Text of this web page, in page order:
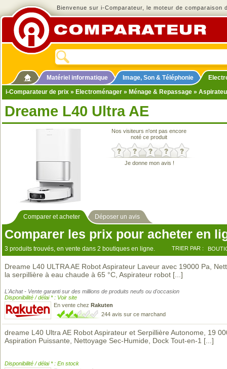
Bienvenue sur i-Comparateur, le moteur de comparaison
Matériel informatique Image, Son & Téléphonie
i-Comparateur de prix » Electroménager » Ménage & Repassage »
Dreame L40 Ultra AE
Nos visiteurs n'ont pas encore
noté ce produit
Je donne mon avis !
Comparer et acheter Déposer un avis
Comparer les prix pour acheter en
3 produits trouvés, en vente dans 2 boutiques en ligne. TRIER PAR :
Dreame L40 ULTRA AE Robot Aspirateur Laveur avec 19000 Pa,
la serpillière à eau chaude à 65 °C, Aspirateur robot [...]
L'Achat - Vente garanti sur des millions de produits neufs ou d'occasion
Disponibilité / délai * : Voir site
En vente chez Rakuten
244 avis sur ce marchand
dreame L40 Ultra AE Robot Aspirateur et Serpillière Autonome, 19
Aspiration Puissante, Nettoyage Sec-Humide, Dock Tout-en-1 [...]
Disponibilité / délai * : En stock